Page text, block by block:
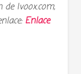
Ivoox.com,
Enlace